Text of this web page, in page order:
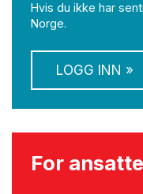
Hvis du ikke har
Norge.
LOGG INN »
For ansatte